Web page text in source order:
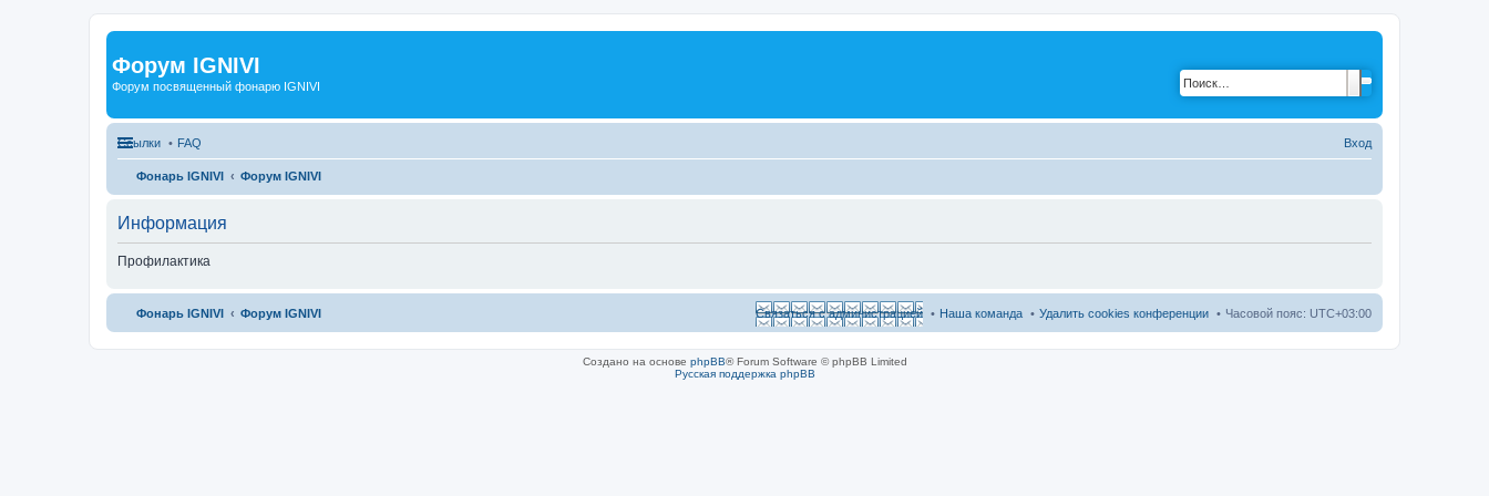
Форум IGNIVI
Форум посвященный фонарю IGNIVI
Ссылки FAQ Вход
Фонарь IGNIVI Форум IGNIVI
Информация
Профилактика
Фонарь IGNIVI Форум IGNIVI Часовой пояс: UTC+03:00
Удалить cookies конференции
Наша команда
Связаться с администрацией
Создано на основе phpBB® Forum Software © phpBB Limited
Русская поддержка phpBB